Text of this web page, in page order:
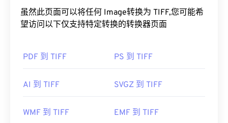
虽然此页面可以将任何 Image转换为 TIFF,您可能希
望访问以下仅支持特定转换的转换器页面
PDF 到 TIFF PS 到 TIFF
AI 到 TIFF SVGZ 到 TIFF
WMF 到 TIFF EMF 到 TIFF